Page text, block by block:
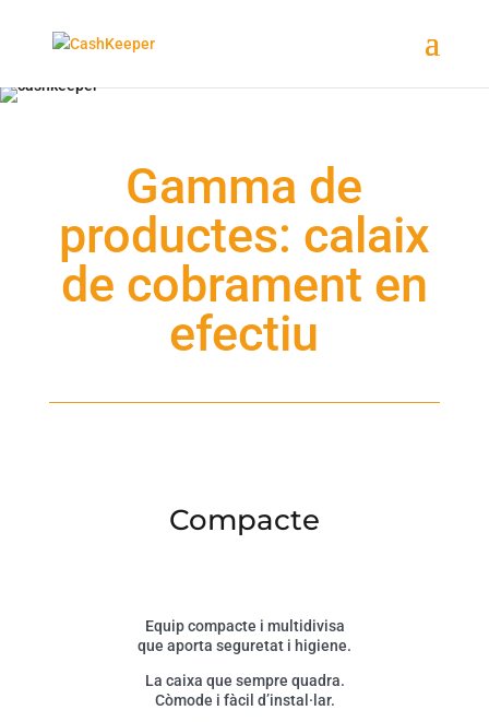
Gamma de
productes: calaix
de cobrament en
efectiu
Compacte
Equip compacte i multidivisa
que aporta seguretat i higiene.
La caixa que sempre quadra.
Còmode i fàcil d’instal·lar.